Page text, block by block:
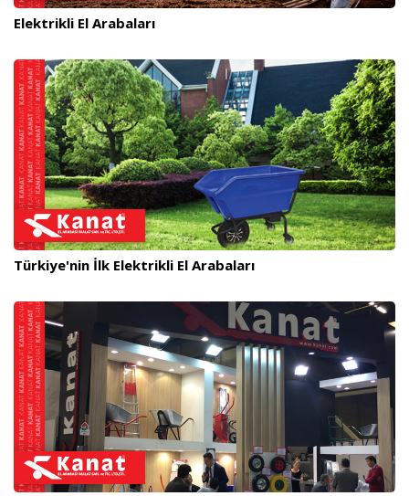
Elektrikli El Arabaları
Türkiye'nin İlk Elektrikli El Arabaları